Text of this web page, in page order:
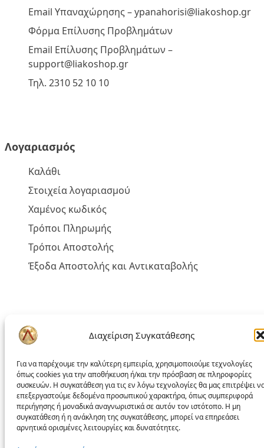
Διαχείριση Συγκατάθεσης
Για να παρέχουμε την καλύτερη εμπειρία, χρησιμοποιούμε τεχνολογίες
όπως cookies για την αποθήκευση ή/και την πρόσβαση σε πληροφορίες
συσκευών. Η συγκατάθεση για τις εν λόγω τεχνολογίες θα μας επιτρέψει
επεξεργαστούμε δεδομένα προσωπικού χαρακτήρα, όπως συμπεριφορά
περιήγησης ή μοναδικά αναγνωριστικά σε αυτόν τον ιστότοπο. Η μη
συγκατάθεση ή η ανάκληση της συγκατάθεσης, μπορεί να επηρεάσει
αρνητικά ορισμένες λειτουργίες και δυνατότητες.
Email Υπαναχώρησης –ypanahorisi@liakoshop.gr
Φόρμα Επίλυσης Προβλημάτων
Email Επίλυσης Προβλημάτων –
support@liakoshop.gr
Τηλ. 2310 52 10 10
Λογαριασμός
Καλάθι
Στοιχεία λογαριασμού
Χαμένος κωδικός
Τρόποι Πληρωμής
Τρόποι Αποστολής
Έξοδα Αποστολής και Αντικαταβολής
Πολιτική liakoshop
Δικαίωμα Υπαναχώρησης
Επίλυση Προβλημάτων
Προσωπικά Δεδομένα – GDPR
Πολιτική Cookies